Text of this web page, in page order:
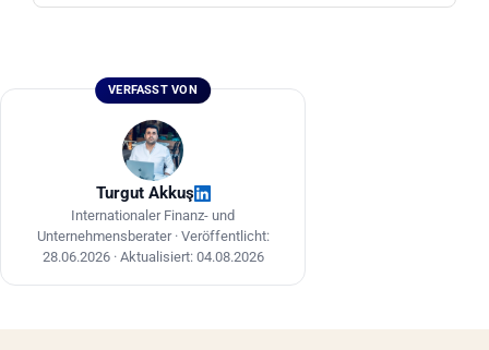
separate rechtliche Verfahren für die offizielle
und durch das Außenministerium etwa 150 AED.
Die Beträge können sich ändern; aktuelle
Angaben finden Sie auf den offiziellen Behörden-
Websites.
VERFASST VON
Turgut Akkuş
Internationaler Finanz- und
Unternehmensberater · Veröffentlicht:
28.06.2026· Aktualisiert: 04.08.2026